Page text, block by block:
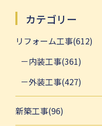
カテゴリー
リフォーム工事(612)
内装工事(361)
外装工事(427)
新築工事(96)